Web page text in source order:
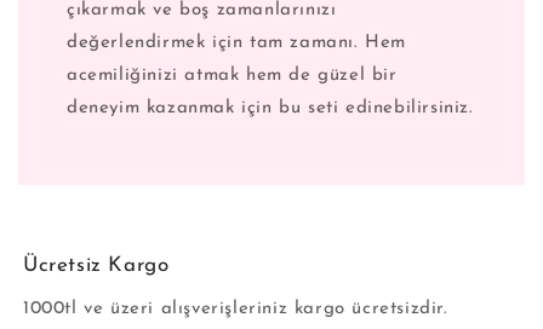
çıkarmak ve boş zamanlarınızı
değerlendirmek için tam zamanı. Hem
acemiliğinizi atmak hem de güzel bir
deneyim kazanmak için bu seti edinebilirsiniz.
Ücretsiz Kargo
1000tl ve üzeri alışverişleriniz kargo ücretsizdir.